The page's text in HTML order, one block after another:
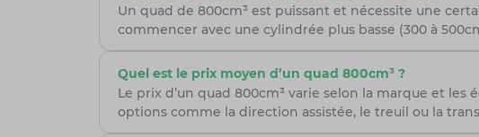
Un quad de 800cm³ est puissant et nécessite une
commencer avec une cylindrée plus basse (300 à
Quel est le prix moyen d’un quad 800cm³ ?
Le prix d’un quad 800cm³ varie selon la marque et
options comme la direction assistée, le treuil ou la